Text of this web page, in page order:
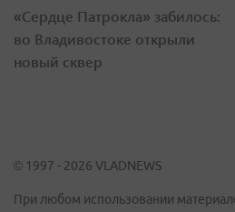
«Сердце Патрокла» забилось:
во Владивостоке открыли
новый сквер
© 1997 - 2026 VLADNEWS
При любом использовании